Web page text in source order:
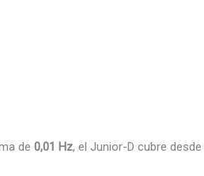
de 0,01 Hz, el Junior-D cubre